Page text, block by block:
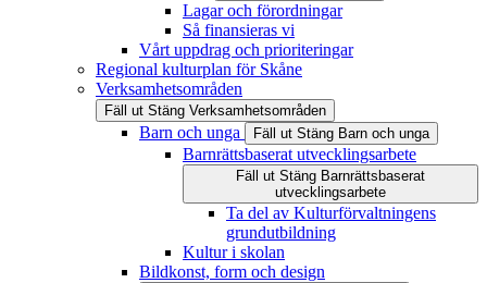
Lagar och förordningar
Så finansieras vi
Vårt uppdrag och prioriteringar
Regional kulturplan för Skåne
Verksamhetsområden
Fäll ut Stäng Verksamhetsområden
Barn och unga Fäll ut Stäng Barn och unga
Barnrättsbaserat utvecklingsarbete
Fäll ut Stäng Barnrättsbaserat
utvecklingsarbete
Ta del av Kulturförvaltningens
grundutbildning
Kultur i skolan
Bildkonst, form och design